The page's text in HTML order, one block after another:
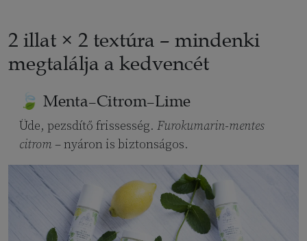
2 illat × 2 textúra – mindenki
megtalálja a kedvencét
🍃 Menta–Citrom–Lime
Üde, pezsdítő frissesség. Furokumarin-mentes
citrom – nyáron is biztonságos.